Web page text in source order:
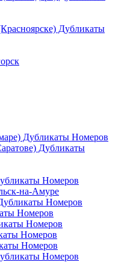
Дубликаты
Дубликаты Номеров
Дубликаты
Номеров
на-Амуре
Номеров
Номеров
Номеров
Номеров
Номеров
Номеров